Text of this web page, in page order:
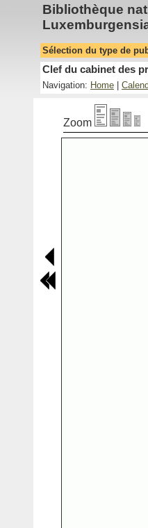
Bibliothèque
Sélection du type de
Clef du cabinet des
Navigation: Home
Zoom